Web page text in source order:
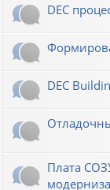
DEC
DEC
Плата